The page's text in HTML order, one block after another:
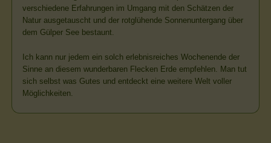
verschiedene Erfahrungen im Umgang mit den Schätzen der
Natur ausgetauscht und der rotglühende Sonnenuntergang über
dem Gülper See bestaunt.
Ich kann nur jedem ein solch erlebnisreiches Wochenende der
Sinne an diesem wunderbaren Flecken Erde empfehlen. Man tut
sich selbst was Gutes und entdeckt eine weitere Welt voller
Möglichkeiten.